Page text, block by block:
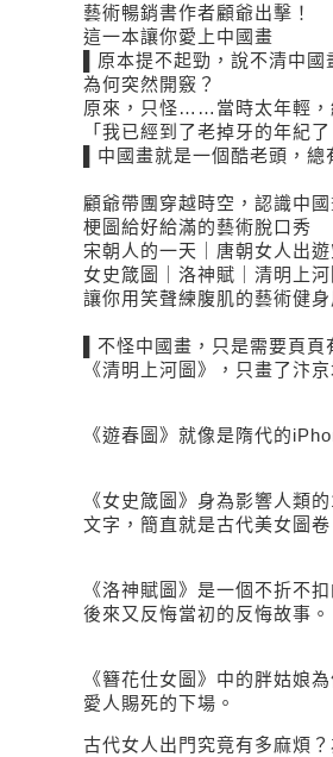
藝術暢銷書作者顧爺出擊！
這一本讓你愛上中國畫
▌原本提不起勁，說不清中國
為何突然開竅？
原來，只怪……當時太年輕，
「我已經到了老掉牙的年紀
▌中國畫就是一個酷老頭，總
顧爺帶團穿越時空，認識中
梗圖給好給滿的藝術脫口秀
宋朝人的一天｜唐朝女人出
女史箴圖｜洛神賦｜清明上
讓你用笑聲練腹肌的藝術健身
▌不怪中國畫，只是需要頁頁
《清明上河圖》，只畫了汴
《遊春圖》就像是隋代的
《女史箴圖》身為影響人類
文字，簡直就是古代美女圖
《洛神賦圖》是一個不折不
後來又反悔當初的反悔故事。
《簪花仕女圖》中的胖姑娘
愛人賜死的下場。
古代女人出門究竟有多麻煩